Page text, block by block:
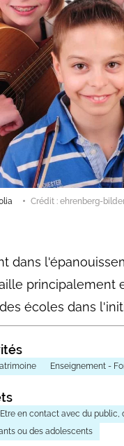
Crédit : ehrenberg-
dans
principalement
écoles dans
Enseignement -
Etre en contact avec du public,
ou des adolescents